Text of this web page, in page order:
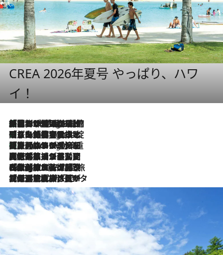
CREA 2026年夏号 やっぱり、ハワ
イ！
2 Hours Ago
「荷物が増えるほど旅ストレスは増す」美容ジャーナリストがたどり着いた最終結論。“化粧品を劇的に減らす”感動の凝縮美容とは
2 Hours Ago
「旅先には金髪ウィッグを持参」日本と同じメイクでは損してる!? 美容ジャーナリストが提案する“掟破りの旅美容”とは
2 Hours Ago
【厳選旅コスメ】「身軽さ＆UV対策重視！」ヘアアーティストshucoが選んだ夏旅ベストコスメを発表【Mサイズジップ】
2026.8.5
【厳選旅コスメ】国内をあちこち移動する河井菜摘が選んだ夏旅ベストコスメ発表！「リラックスアイテムはマスト」【Mサイズジップ】
2026.8.4
【厳選旅コスメ】「紫外線＆乾燥対策しながらメイク感も！」ヘア＆メイクGeorgeが選んだ夏旅ベストコスメを発表！【Mサイズジップ】
2026.8.3
【厳選旅コスメ】「保湿もタイパ重視！」“サウナ好き”タレント清水みさとが愛用する夏旅ベストコスメを発表！【Mサイズジップ】